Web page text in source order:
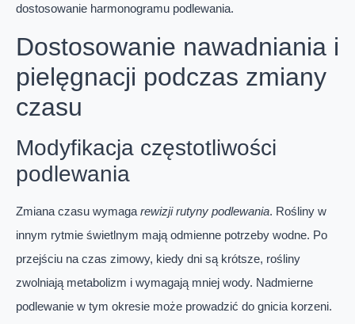
dostosowanie harmonogramu podlewania.
Dostosowanie nawadniania i
pielęgnacji podczas zmiany
czasu
Modyfikacja częstotliwości
podlewania
Zmiana czasu wymaga rewizji rutyny podlewania. Rośliny w
innym rytmie świetlnym mają odmienne potrzeby wodne. Po
przejściu na czas zimowy, kiedy dni są krótsze, rośliny
zwolniają metabolizm i wymagają mniej wody. Nadmierne
podlewanie w tym okresie może prowadzić do gnicia korzeni.